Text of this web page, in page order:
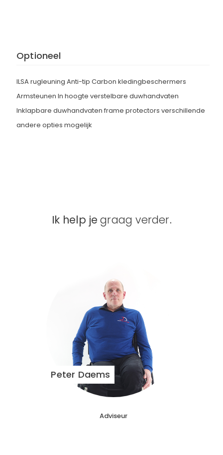
Optioneel
ILSA rugleuning Anti-tip Carbon kledingbeschermers
Armsteunen In hoogte verstelbare duwhandvaten
Inklapbare duwhandvaten frame protectors verschillende
andere opties mogelijk
Ik help jegraag verder.
Peter Daems
Adviseur